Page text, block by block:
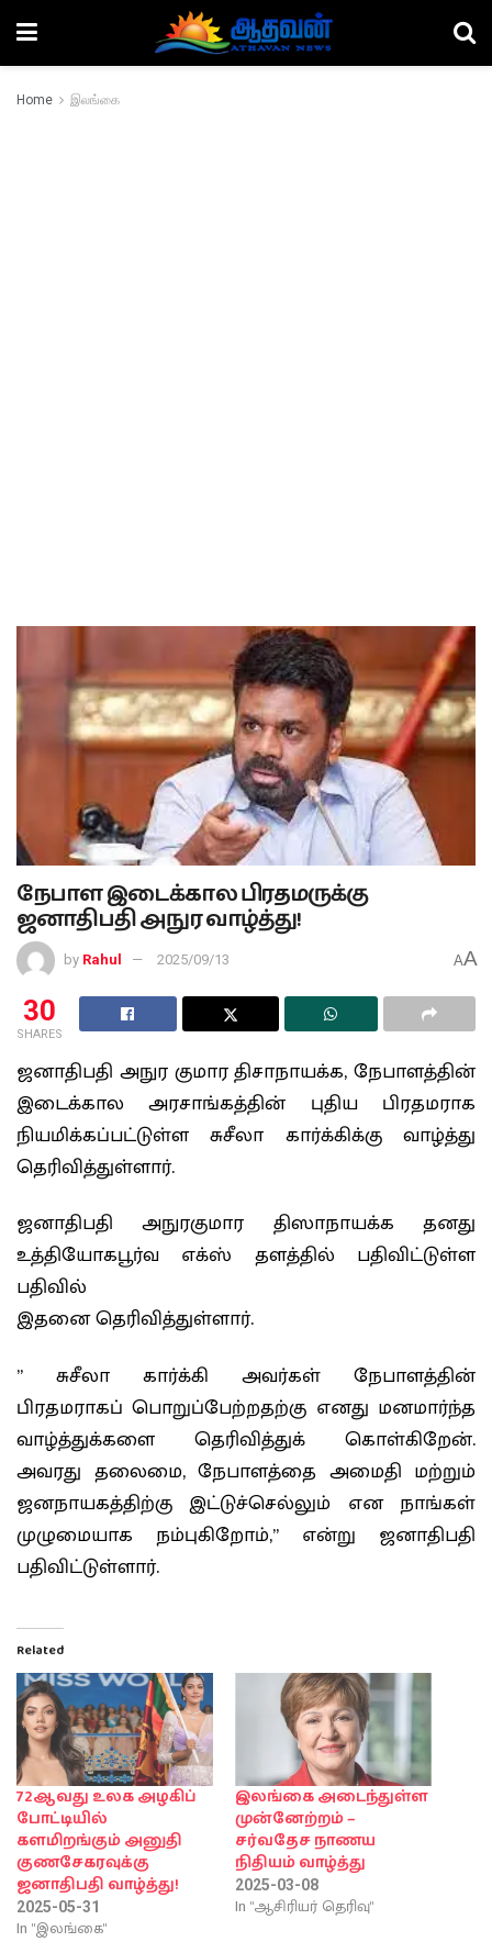
Home இலங்கை
நேபாள இடைக்கால பிரதமருக்கு
ஜனாதிபதி அநுர வாழ்த்து!
by Rahul 2025/09/13 AA
30
SHARES
ஜனாதிபதி அநுர குமார திசாநாயக்க, நேபாளத்தின்
இடைக்கால அரசாங்கத்தின் புதிய பிரதமராக
நியமிக்கப்பட்டுள்ள சுசீலா கார்க்கிக்கு வாழ்த்து
தெரிவித்துள்ளார்.
ஜனாதிபதி அநுரகுமார திஸாநாயக்க தனது
உத்தியோகபூர்வ எக்ஸ் தளத்தில் பதிவிட்டுள்ள
பதிவில்
இதனை தெரிவித்துள்ளார்.
” சுசீலா கார்க்கி அவர்கள் நேபாளத்தின்
பிரதமராகப் பொறுப்பேற்றதற்கு எனது மனமார்ந்த
வாழ்த்துக்களை தெரிவித்துக் கொள்கிறேன்.
அவரது தலைமை, நேபாளத்தை அமைதி மற்றும்
ஜனநாயகத்திற்கு இட்டுச்செல்லும் என நாங்கள்
முழுமையாக நம்புகிறோம்,” என்று ஜனாதிபதி
பதிவிட்டுள்ளார்.
Related
72ஆவது உலக அழகிப்
போட்டியில்
களமிறங்கும் அனுதி
குணசேகரவுக்கு
ஜனாதிபதி வாழ்த்து!
2025-05-31
In "இலங்கை"
இலங்கை அடைந்துள்ள
முன்னேற்றம் –
சர்வதேச நாணய
நிதியம் வாழ்த்து
2025-03-08
In "ஆசிரியர் தெரிவு"